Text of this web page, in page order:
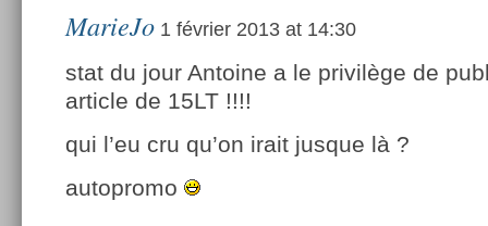
MarieJo 1 février 2013 at 14:30
stat du jour Antoine a le privilège de
article de 15LT !!!!
qui l’eu cru qu’on irait jusque là ?
autopromo